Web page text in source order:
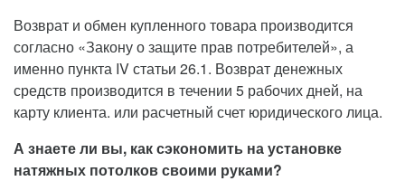
Возврат и обмен купленного товара производится
согласно «Закону о защите прав потребителей», а
именно пункта IV статьи 26.1. Возврат денежных
средств производится в течении 5 рабочих дней, на
карту клиента. или расчетный счет юридического лица.
А знаете ли вы, как сэкономить на установке
натяжных потолков своими руками?